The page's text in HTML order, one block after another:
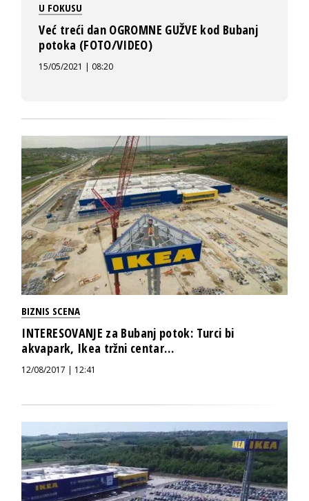
U FOKUSU
Već treći dan OGROMNE GUŽVE kod Bubanj
potoka (FOTO/VIDEO)
15/05/2021 | 08:20
BIZNIS SCENA
INTERESOVANJE za Bubanj potok: Turci bi
akvapark, Ikea tržni centar…
12/08/2017 | 12:41